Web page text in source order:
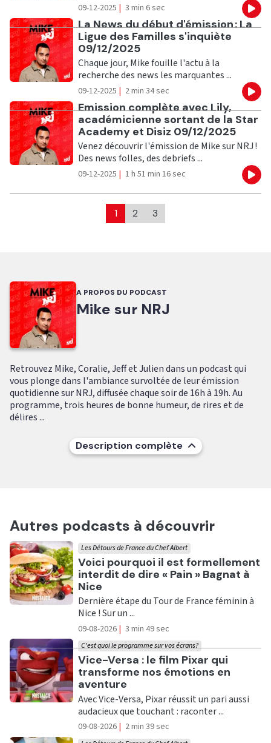
09-12-2025 | 3 min 6 sec
Ecouter
La News du début d'émission : La
Ligue des Familles s'inquiète
09/12/2025
Chaque jour, Mike fouille l'actu à la
recherche des news les marquantes ...
09-12-2025 | 2 min 34 sec
Ecouter
Emission complète avec Lily,
académicienne sortant de la Star
Academy et Disiz 09/12/2025
Venez découvrir l'émission de Mike sur NRJ !
Des news folles, des debriefs ...
09-12-2025 | 1 h 51 min 16 sec
1 2 3
A PROPOS DU PODCAST
Mike sur NRJ
Retrouvez Mike, Coralie, Jeff et Julien dans un podcast qui
vous plonge dans l'ambiance survoltée de leur émission
quotidienne sur NRJ, diffusée chaque soir de 16h à 19h. Au
programme, trois heures de bonne humeur, de rires et de
délires ...
Description complète
Autres podcasts à découvrir
Ecouter
Voici pourquoi il est formellement
interdit de dire « Pain » Bagnat à
Nice
Les Détours de France du Chef Albert
Dernière étape du Tour de France féminin à
Nice ! Sur un ...
09-08-2026 | 3 min 49 sec
Ecouter
Vice-Versa : le film Pixar qui
transforme nos émotions en
aventure
C'est quoi le programme sur vos écrans?
Avec Vice-Versa, Pixar réussit un pari aussi
audacieux que touchant : raconter ...
09-08-2026 | 2 min 39 sec